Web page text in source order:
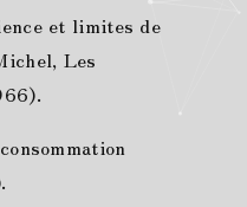
et limites de
Les